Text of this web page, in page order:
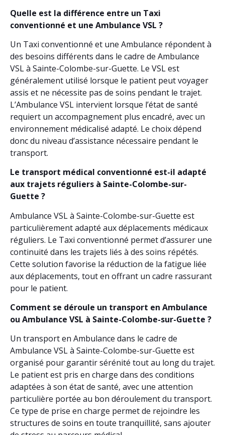
Quelle est la différence entre un Taxi
conventionné et une Ambulance VSL ?
Un Taxi conventionné et une Ambulance répondent à
des besoins différents dans le cadre de Ambulance
VSL à Sainte-Colombe-sur-Guette. Le VSL est
généralement utilisé lorsque le patient peut voyager
assis et ne nécessite pas de soins pendant le trajet.
L’Ambulance VSL intervient lorsque l’état de santé
requiert un accompagnement plus encadré, avec un
environnement médicalisé adapté. Le choix dépend
donc du niveau d’assistance nécessaire pendant le
transport.
Le transport médical conventionné est-il adapté
aux trajets réguliers à Sainte-Colombe-sur-
Guette ?
Ambulance VSL à Sainte-Colombe-sur-Guette est
particulièrement adapté aux déplacements médicaux
réguliers. Le Taxi conventionné permet d’assurer une
continuité dans les trajets liés à des soins répétés.
Cette solution favorise la réduction de la fatigue liée
aux déplacements, tout en offrant un cadre rassurant
pour le patient.
Comment se déroule un transport en Ambulance
ou Ambulance VSL à Sainte-Colombe-sur-Guette ?
Un transport en Ambulance dans le cadre de
Ambulance VSL à Sainte-Colombe-sur-Guette est
organisé pour garantir sérénité tout au long du trajet.
Le patient est pris en charge dans des conditions
adaptées à son état de santé, avec une attention
particulière portée au bon déroulement du transport.
Ce type de prise en charge permet de rejoindre les
structures de soins en toute tranquillité, sans ajouter